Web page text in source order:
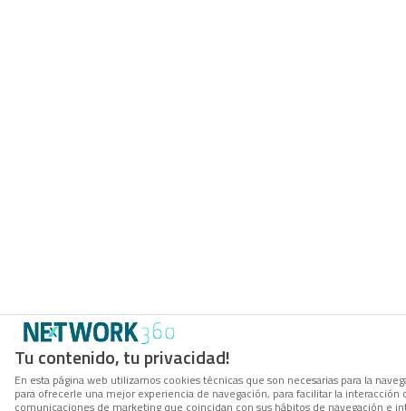
Tu contenido, tu privacidad!
En esta página web utilizamos cookies técnicas que son necesarias para la
para ofrecerle una mejor experiencia de navegación, para facilitar la
comunicaciones de marketing que coincidan con sus hábitos de navegación e